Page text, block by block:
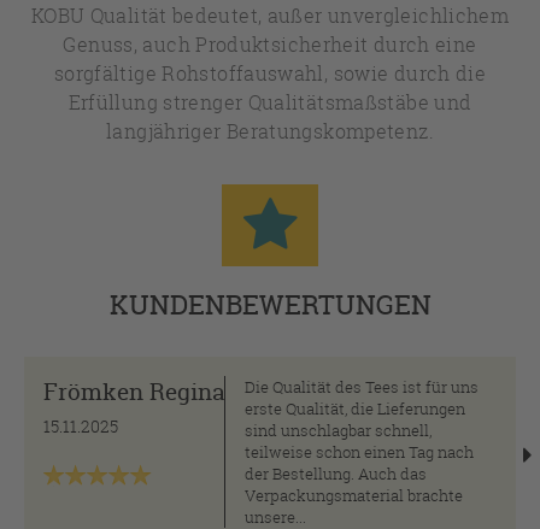
KOBU Qualität bedeutet, außer unvergleichlichem
Genuss, auch Produktsicherheit durch eine
sorgfältige Rohstoffauswahl, sowie durch die
Erfüllung strenger Qualitätsmaßstäbe und
langjähriger Beratungskompetenz.
KUNDENBEWERTUNGEN
Frömken Regina
15.11.2025
Die Qualität des Tees ist für uns
erste Qualität, die Lieferungen
sind unschlagbar schnell,
teilweise schon einen Tag nach
der Bestellung. Auch das
Verpackungsmaterial brachte
unsere...